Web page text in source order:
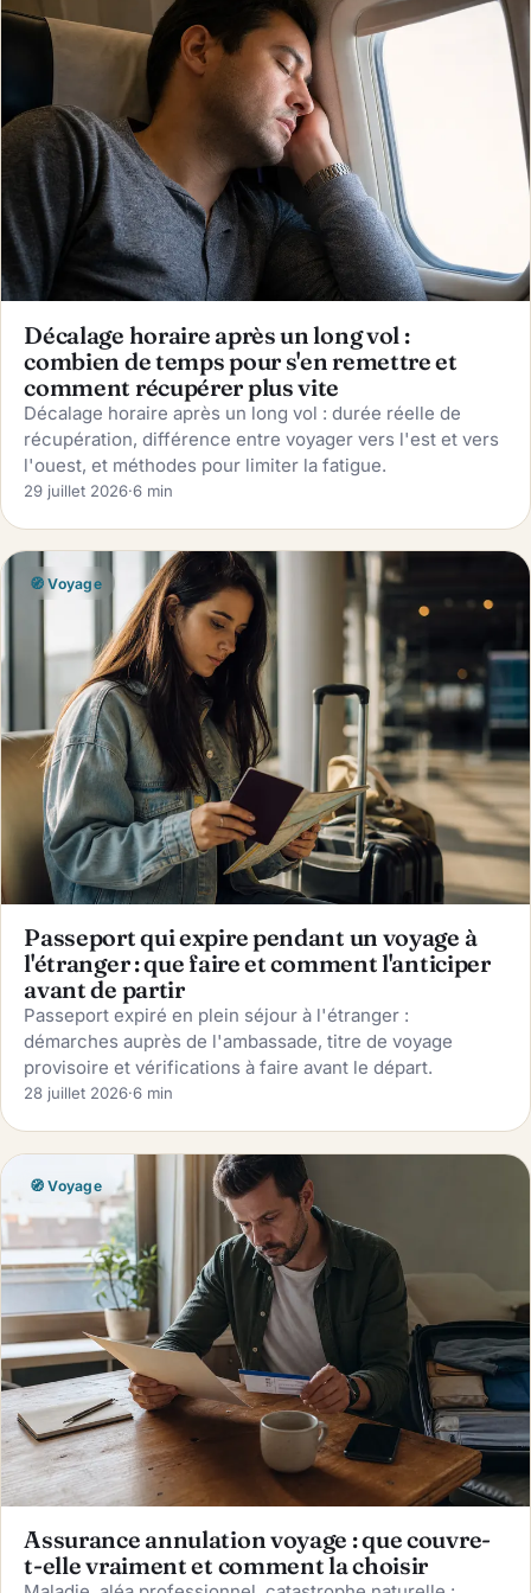
Décalage horaire après un long vol :
combien de temps pour s'en remettre et
comment récupérer plus vite
Décalage horaire après un long vol : durée réelle de
récupération, différence entre voyager vers l'est et vers
l'ouest, et méthodes pour limiter la fatigue.
29 juillet 2026·6 min
🧭 Voyage
Passeport qui expire pendant un voyage à
l'étranger : que faire et comment l'anticiper
avant de partir
Passeport expiré en plein séjour à l'étranger :
démarches auprès de l'ambassade, titre de voyage
provisoire et vérifications à faire avant le départ.
28 juillet 2026·6 min
🧭 Voyage
Assurance annulation voyage : que couvre-
t-elle vraiment et comment la choisir